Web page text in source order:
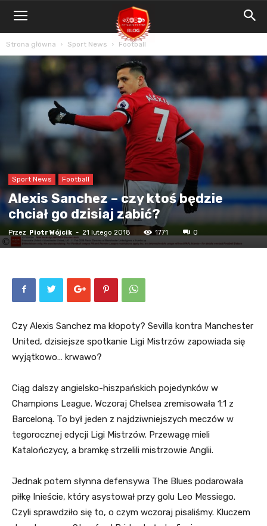
Blog
Strona główna Sport News Football
Sport News Football
Alexis Sanchez – czy ktoś będzie
chciał go dzisiaj zabić?
Przez Piotr Wójcik - 21 lutego 2018 1771 0
Czy Alexis Sanchez ma kłopoty? Sevilla kontra Manchester
United, dzisiejsze spotkanie Ligi Mistrzów zapowiada się
wyjątkowo… krwawo?
Ciąg dalszy angielsko-hiszpańskich pojedynków w
Champions League. Wczoraj Chelsea zremisowała 1:1 z
Barceloną. To był jeden z najdziwniejszych meczów w
tegorocznej edycji Ligi Mistrzów. Przewagę mieli
Katalończycy, a bramkę strzelili mistrzowie Anglii.
Jednak potem słynna defensywa The Blues podarowała
piłkę Inieście, który asystował przy golu Leo Messiego.
Czyli sprawdziło się to, o czym wczoraj pisaliśmy. Kluczem